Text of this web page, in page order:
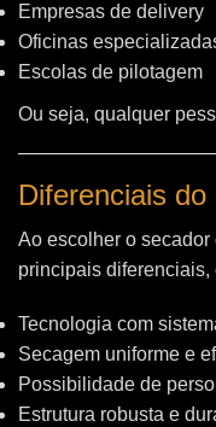
Empresas de delivery
Oficinas
Escolas de pilotagem
Ou seja, qualquer
Diferenciais
Ao escolher o
principais diferenciais,
Tecnologia com
Secagem uniforme e
Possibilidade de
Estrutura robusta e